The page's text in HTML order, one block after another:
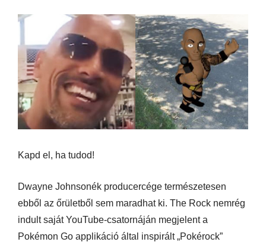
Kapd el, ha tudod!
Dwayne Johnsonék producercége természetesen
ebből az őrületből sem maradhat ki. The Rock nemrég
indult saját YouTube-csatornáján megjelent a
Pokémon Go applikáció által inspirált „Pokérock”